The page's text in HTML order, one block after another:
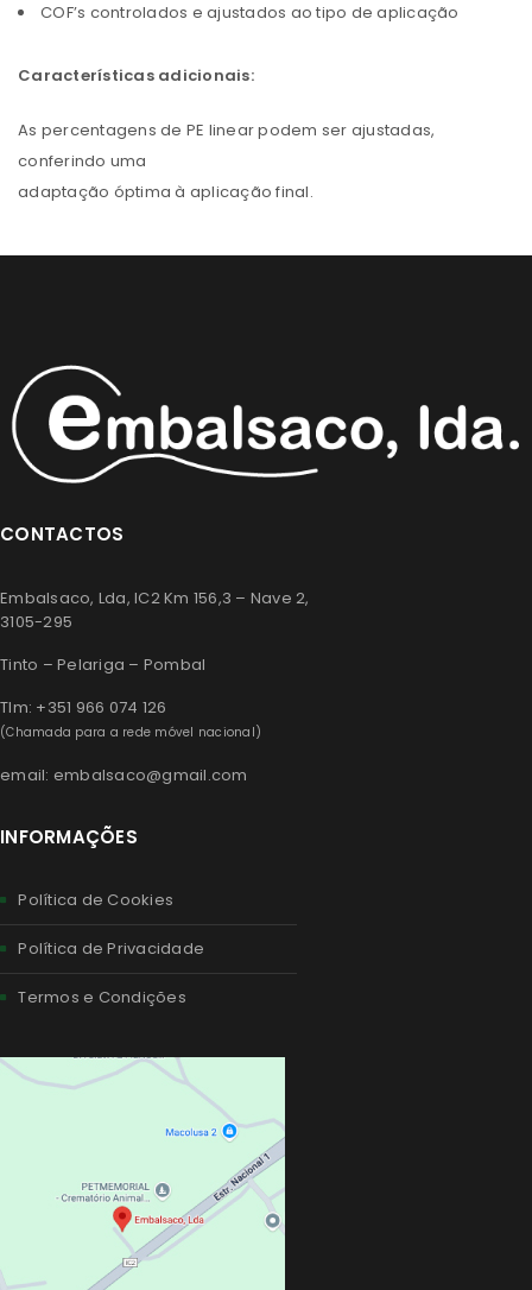
COF’s controlados e ajustados ao tipo de aplicação
Características adicionais:
As percentagens de PE linear podem ser ajustadas,
conferindo uma
adaptação óptima à aplicação final.
CONTACTOS
Embalsaco, Lda, IC2 Km 156,3 – Nave 2,
3105-295
Tinto – Pelariga – Pombal
Tlm: +351 966 074 126
(Chamada para a rede móvel nacional)
email: embalsaco@gmail.com
INFORMAÇÕES
Política de Cookies
Política de Privacidade
Termos e Condições